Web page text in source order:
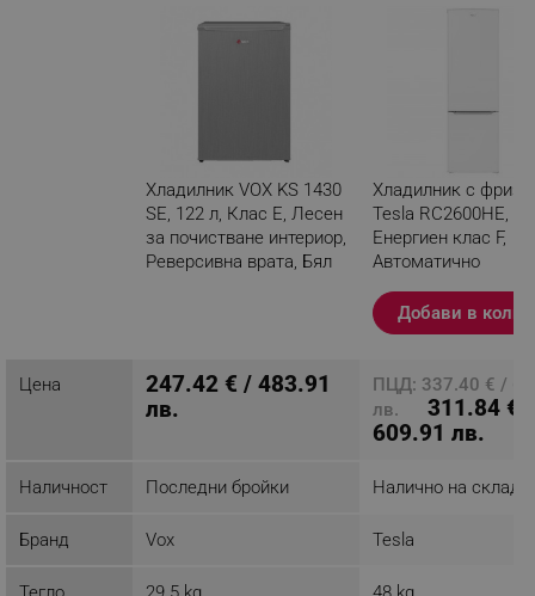
Хладилник VOX KS 1430
SE, 122 л, Клас E, Лесен
за почистване интериор,
Реверсивна врата, Бял
Хладилник с
Tesla RC2600HE,
Енергиен клас F,
Автоматично
осветление, 263
Бял
Добави в
Цена
247.42 € / 483.91
лв.
ПЦД: 337.40 € /
лв.
311.84 € /
609.91 лв.
Наличност Последни бройки Налично на склад
Бранд Vox Tesla